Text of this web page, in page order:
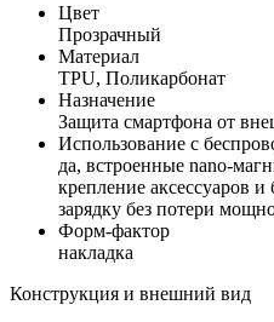
Цвет
Прозрачный
Материал
TPU, Поликарбонат
Назначение
Защита смартфона от
Использование с
да, встроенные nano-
крепление аксессуаров
зарядку без потери
Форм-фактор
накладка
Конструкция и внешний вид